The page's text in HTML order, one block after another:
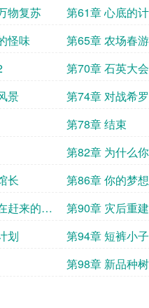
物复苏
第61章 心底的
怪味
第65章 农场春游
第70章 石英大
景
第74章 对战希
第78章 结束
第82章 为什么
们不一样
长 第86章 你的梦
赶来的路
第90章 灾后重建
划
第94章 短裤小子
第98章 新品种